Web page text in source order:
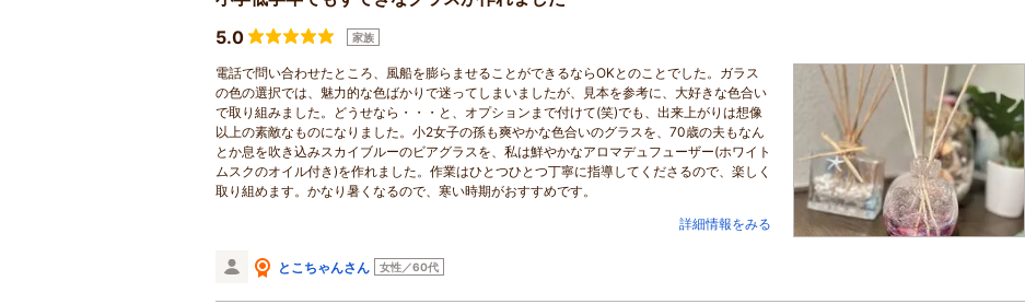
5.0
家族
電話で問い合わせたところ、風船を膨らませることができるならOKとのことでした。ガラス
の色の選択では、魅力的な色ばかりで迷ってしまいましたが、見本を参考に、大好きな色合い
で取り組みました。どうせなら・・・と、オプションまで付けて(笑)でも、出来上がりは想像
以上の素敵なものになりました。小2女子の孫も爽やかな色合いのグラスを、70歳の夫もなん
とか息を吹き込みスカイブルーのビアグラスを、私は鮮やかなアロマデュフューザー(ホワイト
ムスクのオイル付き)を作れました。作業はひとつひとつ丁寧に指導してくださるので、楽しく
取り組めます。かなり暑くなるので、寒い時期がおすすめです。
詳細情報をみる
とこちゃんさん 女性／60代